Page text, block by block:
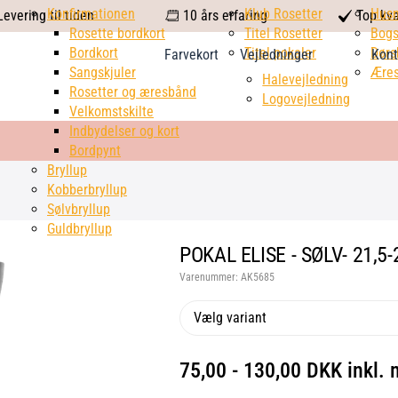
til tiden calendar
10 års erfaring
check
mark
Top
Farvekort
Vejledninger
Halevejledning
Logovejledning
Konfirmationen
Rosette bordkort
Bordkort
Sangskjuler
Rosetter og æresbånd
Velkomstskilte
Indbydelser og kort
Bordpynt
Bryllup
Kobberbryllup
Sølvbryllup
Guldbryllup
Klub Rosetter
Titel Rosetter
Titel pokaler
POKAL ELISE - SØLV-
Varenummer: AK5685
Vælg variant
75,00 - 130,00 DKK inkl.